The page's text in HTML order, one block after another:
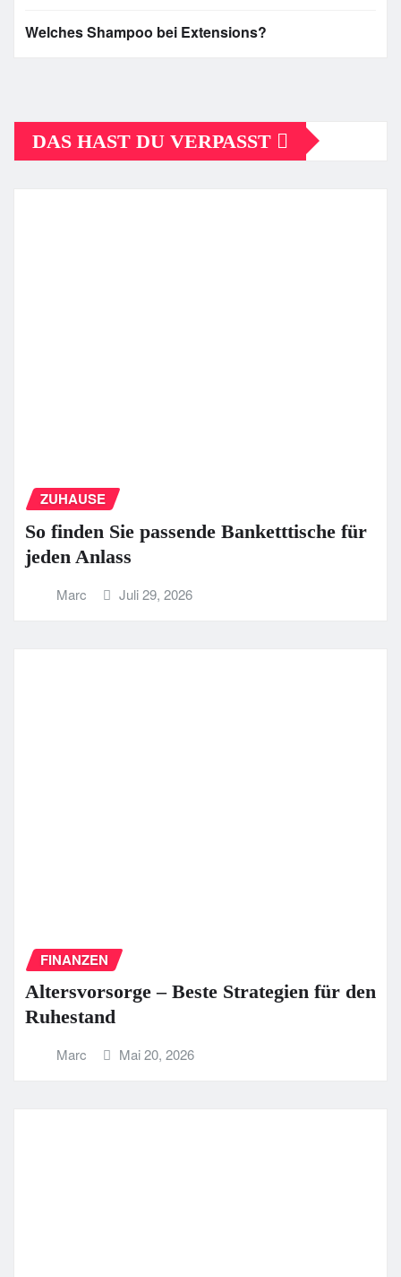
Welches Shampoo bei Extensions?
DAS HAST DU VERPASST
ZUHAUSE
So finden Sie passende Banketttische für
jeden Anlass
Marc Juli 29, 2026
FINANZEN
Altersvorsorge – Beste Strategien für den
Ruhestand
Marc Mai 20, 2026